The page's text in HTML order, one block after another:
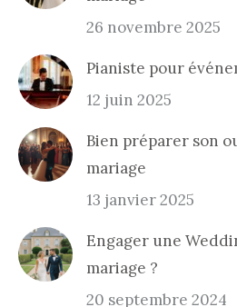
26 novembre 2025
Pianiste pour
12 juin 2025
Bien préparer son
mariage
13 janvier 2025
Engager une
mariage ?
20 septembre 2024